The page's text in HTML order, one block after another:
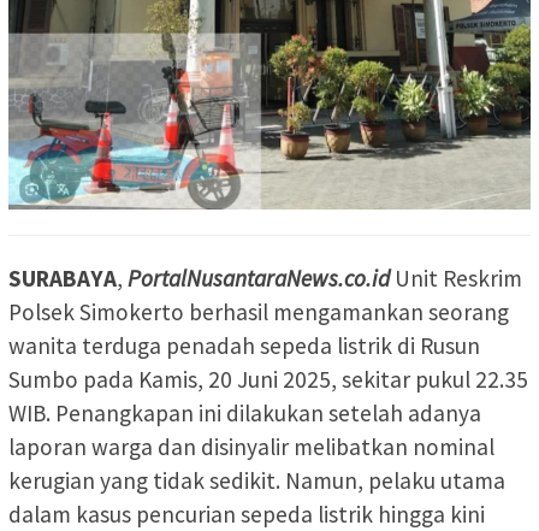
SURABAYA, PortalNusantaraNews.co.idUnit Reskrim
Polsek Simokerto berhasil mengamankan seorang
wanita terduga penadah sepeda listrik di Rusun
Sumbo pada Kamis, 20 Juni 2025, sekitar pukul 22.35
WIB. Penangkapan ini dilakukan setelah adanya
laporan warga dan disinyalir melibatkan nominal
kerugian yang tidak sedikit. Namun, pelaku utama
dalam kasus pencurian sepeda listrik hingga kini